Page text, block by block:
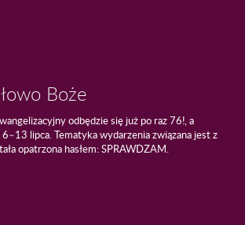
Boże
odbędzie się już po raz 76!, a
lipca. Tematyka wydarzenia związana jest z
opatrzona hasłem: SPRAWDZAM.